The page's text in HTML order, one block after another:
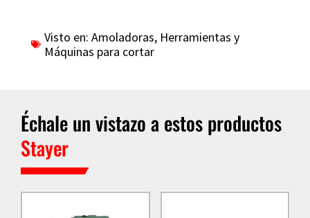
Visto en: Amoladoras, Herramientas y
Máquinas para cortar
Échale un vistazo a estos productos
Stayer